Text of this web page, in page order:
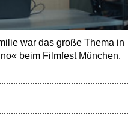
war das große Thema in
beim Filmfest München.